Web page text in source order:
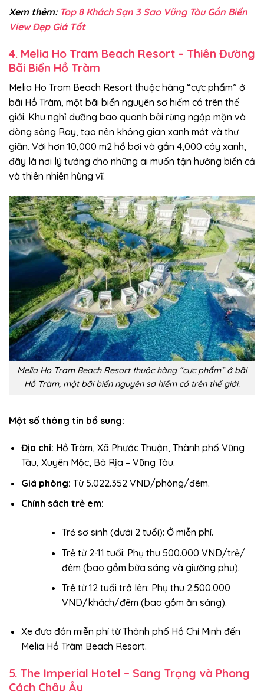
Xem thêm: Top 8 Khách Sạn 3 Sao Vũng Tàu Gần Biển
View Đẹp Giá Tốt
4. Melia Ho Tram Beach Resort – Thiên Đường
Bãi Biển Hồ Tràm
Melia Ho Tram Beach Resort thuộc hàng “cực phẩm” ở
bãi Hồ Tràm, một bãi biển nguyên sơ hiếm có trên thế
giới. Khu nghỉ dưỡng bao quanh bởi rừng ngập mặn và
dòng sông Ray, tạo nên không gian xanh mát và thư
giãn. Với hơn 10,000 m2 hồ bơi và gần 4,000 cây xanh,
đây là nơi lý tưởng cho những ai muốn tận hưởng biển cả
và thiên nhiên hùng vĩ.
Melia Ho Tram Beach Resort thuộc hàng “cực phẩm” ở bãi
Hồ Tràm, một bãi biển nguyên sơ hiếm có trên thế giới.
Một số thông tin bổ sung:
Địa chỉ: Hồ Tràm, Xã Phước Thuận, Thành phố Vũng
Tàu, Xuyên Mộc, Bà Rịa – Vũng Tàu.
Giá phòng: Từ 5.022.352 VND/phòng/đêm.
Chính sách trẻ em:
Trẻ sơ sinh (dưới 2 tuổi): Ở miễn phí.
Trẻ từ 2-11 tuổi: Phụ thu 500.000 VND/trẻ/
đêm (bao gồm bữa sáng và giường phụ).
Trẻ từ 12 tuổi trở lên: Phụ thu 2.500.000
VND/khách/đêm (bao gồm ăn sáng).
Xe đưa đón miễn phí từ Thành phố Hồ Chí Minh đến
Melia Hồ Tràm Beach Resort.
5. The Imperial Hotel – Sang Trọng và Phong
Cách Châu Âu